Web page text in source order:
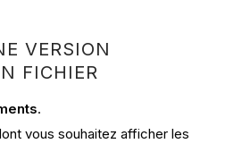
VERSION
FICHIER
.
vous souhaitez afficher les